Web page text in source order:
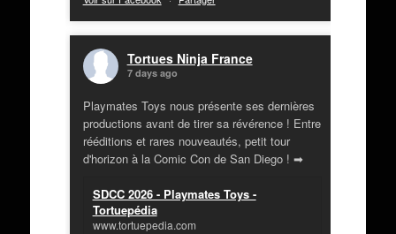
Tortues Ninja France
7 days ago
Playmates Toys nous présente ses dernières
productions avant de tirer sa révérence ! Entre
rééditions et rares nouveautés, petit tour
d'horizon à la Comic Con de San Diego ! ➡
SDCC 2026 - Playmates Toys -
Tortuepédia
www.tortuepedia.com